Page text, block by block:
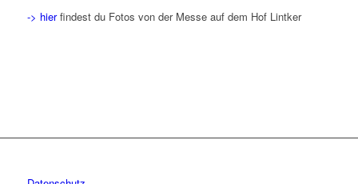
-> hierfindest du Fotos von der Messe auf dem Hof Lintker